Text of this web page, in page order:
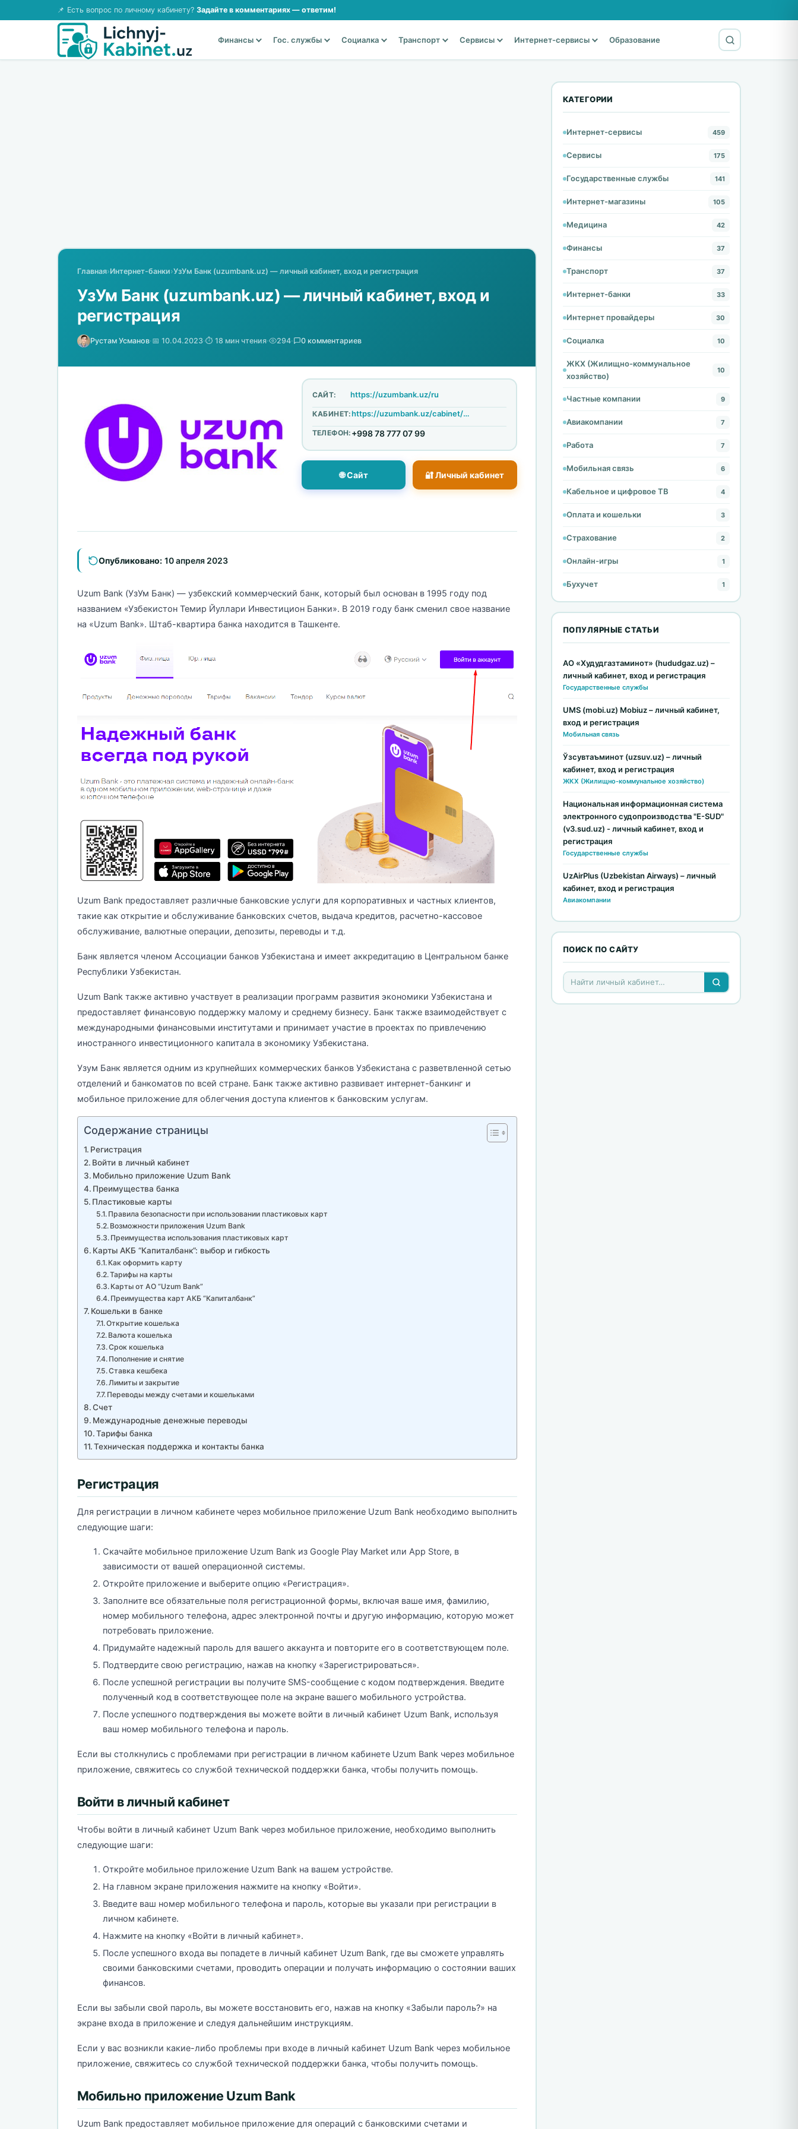
📌 Есть вопрос по личному кабинету? Задайте в комментариях — ответим!
Финансы Гос. службы Социалка Транспорт Сервисы Интернет-сервисы Образование
Главная›Интернет-банки›УзУм Банк (uzumbank.uz) — личный кабинет, вход и регистрация
УзУм Банк (uzumbank.uz) — личный кабинет, вход и
регистрация
Рустам Усманов·📅 10.04.2023·⏱️ 18 мин чтения· 294· 0 комментариев
САЙТ: https://uzumbank.uz/ru
КАБИНЕТ: https://uzumbank.uz/cabinet/uz/login
ТЕЛЕФОН: +998 78 777 07 99
🌐 Сайт 🔐 Личный кабинет
Опубликовано: 10 апреля 2023
Uzum Bank (УзУм Банк) — узбекский коммерческий банк, который был основан в 1995 году под
названием «Узбекистон Темир Йуллари Инвестицион Банки». В 2019 году банк сменил свое название
на «Uzum Bank». Штаб-квартира банка находится в Ташкенте.
Uzum Bank предоставляет различные банковские услуги для корпоративных и частных клиентов,
такие как открытие и обслуживание банковских счетов, выдача кредитов, расчетно-кассовое
обслуживание, валютные операции, депозиты, переводы и т.д.
Банк является членом Ассоциации банков Узбекистана и имеет аккредитацию в Центральном банке
Республики Узбекистан.
Uzum Bank также активно участвует в реализации программ развития экономики Узбекистана и
предоставляет финансовую поддержку малому и среднему бизнесу. Банк также взаимодействует с
международными финансовыми институтами и принимает участие в проектах по привлечению
иностранного инвестиционного капитала в экономику Узбекистана.
Узум Банк является одним из крупнейших коммерческих банков Узбекистана с разветвленной сетью
отделений и банкоматов по всей стране. Банк также активно развивает интернет-банкинг и
мобильное приложение для облегчения доступа клиентов к банковским услугам.
Содержание страницы
Регистрация
Войти в личный кабинет
Мобильно приложение Uzum Bank
Преимущества банка
Пластиковые карты
Правила безопасности при использовании пластиковых карт
Возможности приложения Uzum Bank
Преимущества использования пластиковых карт
Карты АКБ “Капиталбанк”: выбор и гибкость
Как оформить карту
Тарифы на карты
Карты от АО “Uzum Bank”
Преимущества карт АКБ “Капиталбанк”
Кошельки в банке
Открытие кошелька
Валюта кошелька
Срок кошелька
Пополнение и снятие
Ставка кешбека
Лимиты и закрытие
Переводы между счетами и кошельками
Счет
Международные денежные переводы
Тарифы банка
Техническая поддержка и контакты банка
Регистрация
Для регистрации в личном кабинете через мобильное приложение Uzum Bank необходимо выполнить
следующие шаги:
Скачайте мобильное приложение Uzum Bank из Google Play Market или App Store, в
зависимости от вашей операционной системы.
Откройте приложение и выберите опцию «Регистрация».
Заполните все обязательные поля регистрационной формы, включая ваше имя, фамилию,
номер мобильного телефона, адрес электронной почты и другую информацию, которую может
потребовать приложение.
Придумайте надежный пароль для вашего аккаунта и повторите его в соответствующем поле.
Подтвердите свою регистрацию, нажав на кнопку «Зарегистрироваться».
После успешной регистрации вы получите SMS-сообщение с кодом подтверждения. Введите
полученный код в соответствующее поле на экране вашего мобильного устройства.
После успешного подтверждения вы можете войти в личный кабинет Uzum Bank, используя
ваш номер мобильного телефона и пароль.
Если вы столкнулись с проблемами при регистрации в личном кабинете Uzum Bank через мобильное
приложение, свяжитесь со службой технической поддержки банка, чтобы получить помощь.
Войти в личный кабинет
Чтобы войти в личный кабинет Uzum Bank через мобильное приложение, необходимо выполнить
следующие шаги:
Откройте мобильное приложение Uzum Bank на вашем устройстве.
На главном экране приложения нажмите на кнопку «Войти».
Введите ваш номер мобильного телефона и пароль, которые вы указали при регистрации в
личном кабинете.
Нажмите на кнопку «Войти в личный кабинет».
После успешного входа вы попадете в личный кабинет Uzum Bank, где вы сможете управлять
своими банковскими счетами, проводить операции и получать информацию о состоянии ваших
финансов.
Если вы забыли свой пароль, вы можете восстановить его, нажав на кнопку «Забыли пароль?» на
экране входа в приложение и следуя дальнейшим инструкциям.
Если у вас возникли какие-либо проблемы при входе в личный кабинет Uzum Bank через мобильное
приложение, свяжитесь со службой технической поддержки банка, чтобы получить помощь.
Мобильно приложение Uzum Bank
Uzum Bank предоставляет мобильное приложение для операций с банковскими счетами и
КАТЕГОРИИ
Интернет-сервисы 459
Сервисы 175
Государственные службы 141
Интернет-магазины 105
Медицина 42
Финансы 37
Транспорт 37
Интернет-банки 33
Интернет провайдеры 30
Социалка 10
ЖКХ (Жилищно-коммунальное
хозяйство)
10
Частные компании 9
Авиакомпании 7
Работа 7
Мобильная связь 6
Кабельное и цифровое ТВ 4
Оплата и кошельки 3
Страхование 2
Онлайн-игры 1
Бухучет 1
ПОПУЛЯРНЫЕ СТАТЬИ
АО «Худудгазтаминот» (hududgaz.uz) –
личный кабинет, вход и регистрация
Государственные службы
UMS (mobi.uz) Mobiuz – личный кабинет,
вход и регистрация
Мобильная связь
Ўзсувтаъминот (uzsuv.uz) – личный
кабинет, вход и регистрация
ЖКХ (Жилищно-коммунальное хозяйство)
Национальная информационная система
электронного судопроизводства "E-SUD"
(v3.sud.uz) - личный кабинет, вход и
регистрация
Государственные службы
UzAirPlus (Uzbekistan Airways) – личный
кабинет, вход и регистрация
Авиакомпании
ПОИСК ПО САЙТУ